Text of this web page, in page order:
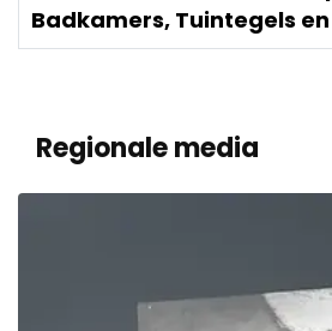
Badkamers, Tuintegels
Regionale media